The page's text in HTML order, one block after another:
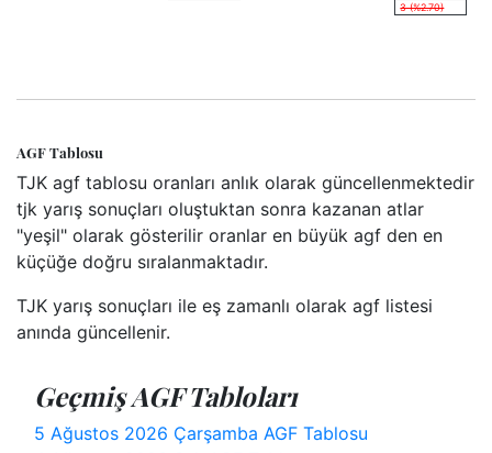
3 (%2.70)
AGF Tablosu
TJK agf tablosu oranları anlık olarak güncellenmektedir
tjk yarış sonuçları oluştuktan sonra kazanan atlar
"yeşil" olarak gösterilir oranlar en büyük agf den en
küçüğe doğru sıralanmaktadır.
TJK yarış sonuçları ile eş zamanlı olarak agf listesi
anında güncellenir.
Geçmiş AGF Tabloları
5 Ağustos 2026 Çarşamba AGF Tablosu